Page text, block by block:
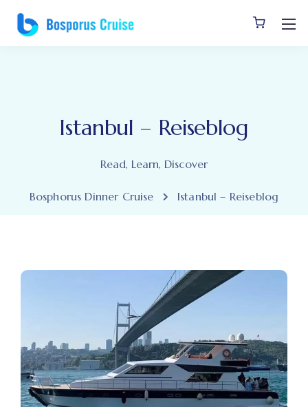
Istanbul – Reiseblog
Read, Learn, Discover
Bosphorus Dinner Cruise Istanbul – Reiseblog